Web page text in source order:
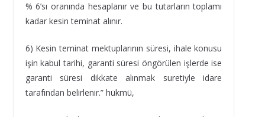
% 6’sı oranında hesaplanır ve bu tutarların toplamı
kadar kesin teminat alınır.
6) Kesin teminat mektuplarının süresi, ihale konusu
işin kabul tarihi, garanti süresi öngörülen işlerde ise
garanti süresi dikkate alınmak suretiyle idare
tarafından belirlenir.” hükmü,